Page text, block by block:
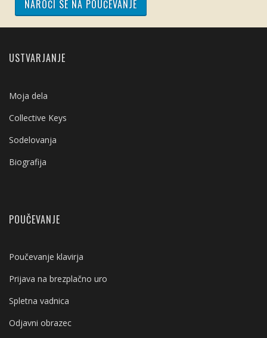
USTVARJANJE
Moja dela
Collective Keys
Sodelovanja
Biografija
POUČEVANJE
Poučevanje klavirja
Prijava na brezplačno uro
Spletna vadnica
Odjavni obrazec